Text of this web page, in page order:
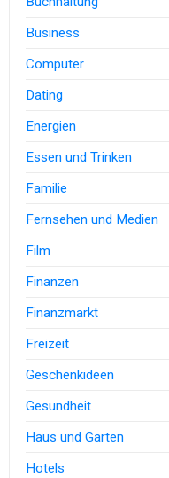
Business
Computer
Dating
Energien
Essen und Trinken
Familie
Fernsehen und Medien
Film
Finanzen
Finanzmarkt
Freizeit
Geschenkideen
Gesundheit
Haus und Garten
Hotels